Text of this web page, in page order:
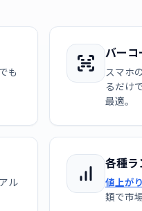
も
バー
スマホ
るだけ
最適。
ル
各種ラ
値上がり
類で市